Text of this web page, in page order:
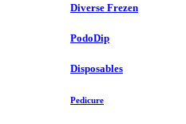
Diverse Frezen
PodoDip
Disposables
Pedicure